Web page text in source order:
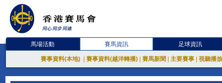
馬場活動 賽馬資訊 足球資訊
賽事資料(本地) 賽事資料(越洋轉播) 賽馬新聞 主要賽事 視聽播